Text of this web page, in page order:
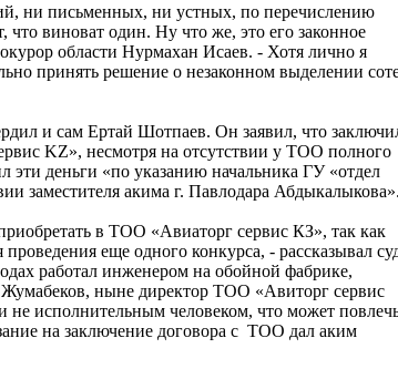
ни письменных, ни устных, по перечислению
виноват один. Ну что же, это его законное
области Нурмахан Исаев. - Хотя лично я
принять решение о незаконном выделении
и сам Ертай Шотпаев. Он заявил, что
KZ», несмотря на отсутствии у ТОО полного
эти деньги «по указанию начальника ГУ «отдел
заместителя акима г. Павлодара Абдыкалыкова».
в ТОО «Авиаторг сервис КЗ», так как
еще одного конкурса, - рассказывал
работал инженером на обойной фабрике,
ныне директор ТОО «Авиторг сервис
не исполнительным человеком, что может
на заключение договора с ТОО дал аким